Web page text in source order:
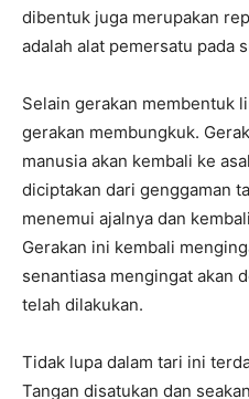
dibentuk juga merupakan
adalah alat pemersatu pada
Selain gerakan membentuk
gerakan membungkuk.
manusia akan kembali ke
diciptakan dari genggaman
menemui ajalnya dan
Gerakan ini kembali
senantiasa mengingat akan
telah dilakukan.
Tidak lupa dalam tari ini
Tangan disatukan dan